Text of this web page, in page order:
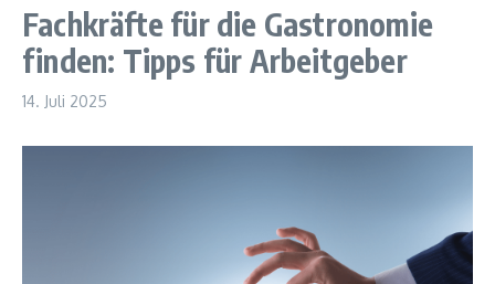
Fachkräfte für die Gastronomie
finden: Tipps für Arbeitgeber
14. Juli 2025